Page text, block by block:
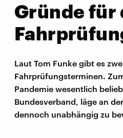
Gründe für
Laut Tom Funke gibt es
Fahrprüfungsterminen.
Pandemie wesentlich
Bundesverband, läge an
dennoch unabhängig zu